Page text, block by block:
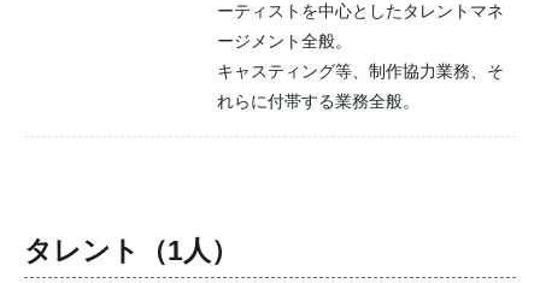
ーティストを中心としたタレントマネ
ージメント全般。
キャスティング等、制作協力業務、そ
れらに付帯する業務全般。
タレント（1人）